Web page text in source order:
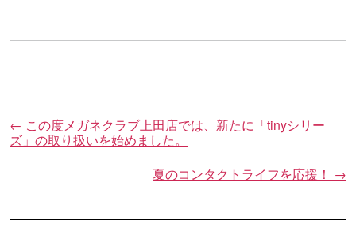
投
稿
ゲ
← この度メガネクラブ上田店では、新たに「tinyシリー
ズ」の取り扱いを始めました。
夏のコンタクトライフを応援！ →